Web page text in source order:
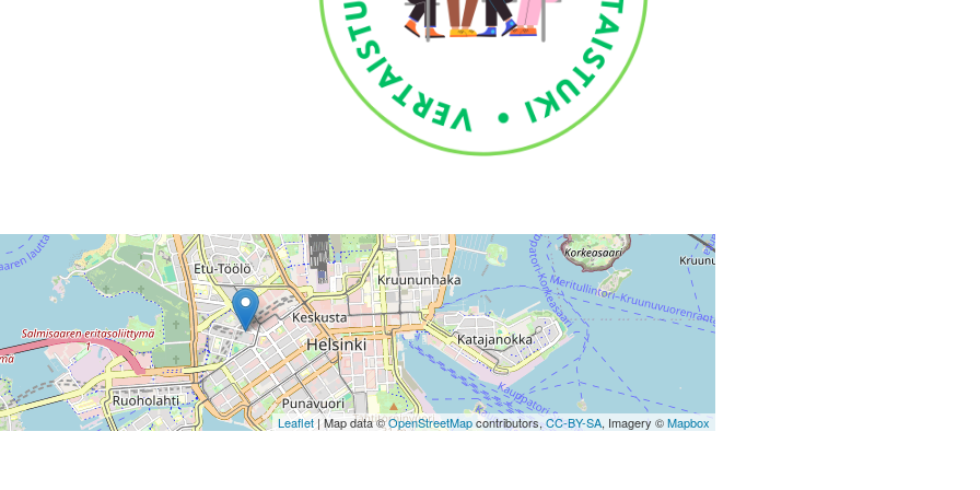
Leaflet| Map data ©OpenStreetMapcontributors,CC-BY-SA, Imagery ©Mapbox